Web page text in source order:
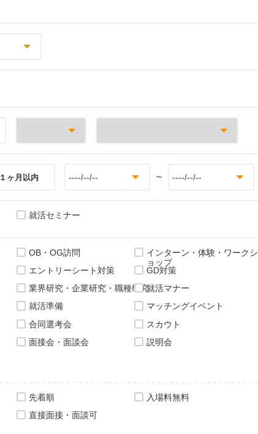
１ヶ月以内 ~
就活セミナー
OB・OG訪問
インターン・体験・ワークシ
ョップ
エントリーシート対策
GD対策
業界研究・企業研究・職種研究就活マナー
就活準備
マッチングイベント
合同選考会
スカウト
面接会・面談会
説明会
先着順
入場料無料
直接面接・面談可